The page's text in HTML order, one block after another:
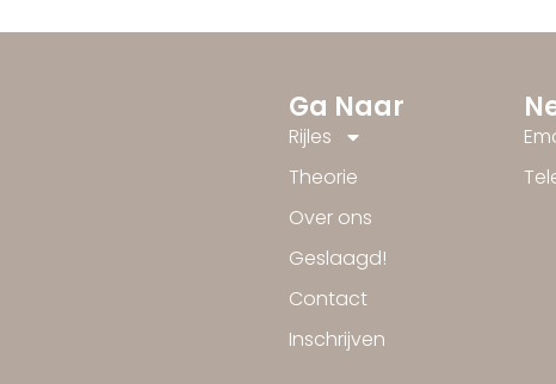
Ga Naar
Rijles
Theorie
Over ons
Geslaagd!
Contact
Inschrijven